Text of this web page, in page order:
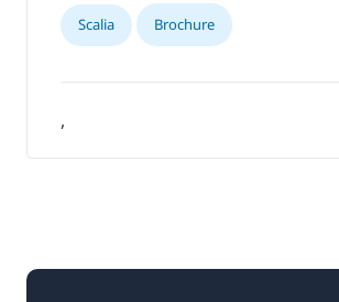
Scalia Brochure
,